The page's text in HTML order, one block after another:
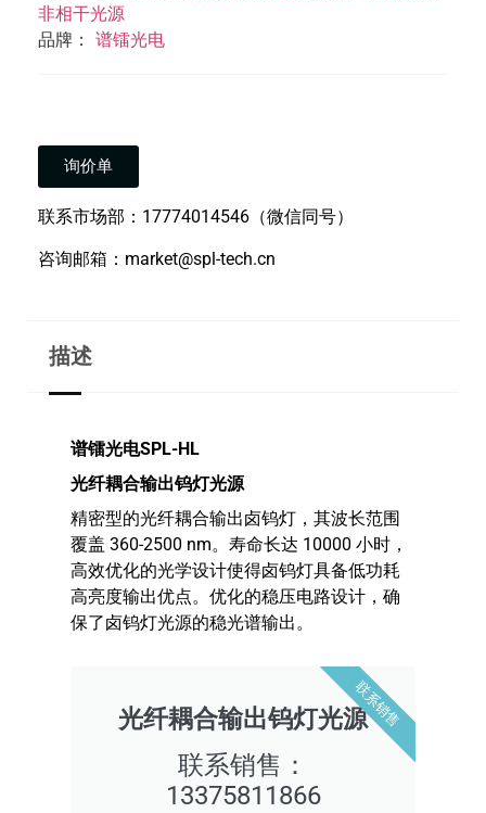
非相干光源
品牌： 谱镭光电
询价单
联系市场部：17774014546（微信同号）
咨询邮箱：market@spl-tech.cn
描述
谱镭光电SPL-HL
光纤耦合输出钨灯光源
精密型的光纤耦合输出卤钨灯，其波长范围
覆盖 360-2500 nm。寿命长达 10000 小时，
高效优化的光学设计使得卤钨灯具备低功耗
高亮度输出优点。优化的稳压电路设计，确
保了卤钨灯光源的稳光谱输出。
光纤耦合输出钨灯光源
联系销售：
13375811866
联系销售